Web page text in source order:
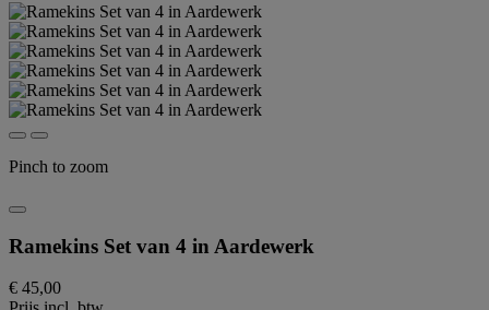
Pinch to zoom
Ramekins Set van 4 in Aardewerk
€ 45,00